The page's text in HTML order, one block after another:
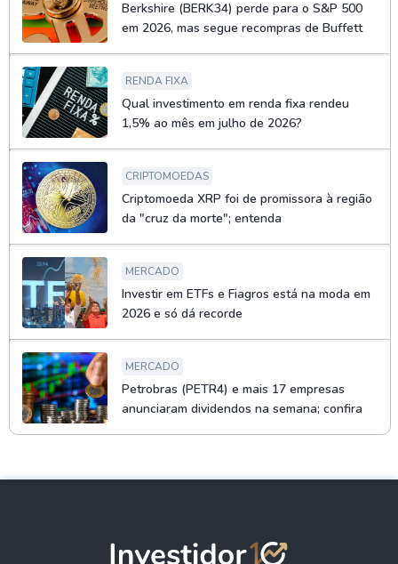
Berkshire (BERK34) perde para o S&P 500
em 2026, mas segue recompras de Buffett
RENDA FIXA
Qual investimento em renda fixa rendeu
1,5% ao mês em julho de 2026?
CRIPTOMOEDAS
Criptomoeda XRP foi de promissora à região
da "cruz da morte"; entenda
MERCADO
Investir em ETFs e Fiagros está na moda em
2026 e só dá recorde
MERCADO
Petrobras (PETR4) e mais 17 empresas
anunciaram dividendos na semana; confira